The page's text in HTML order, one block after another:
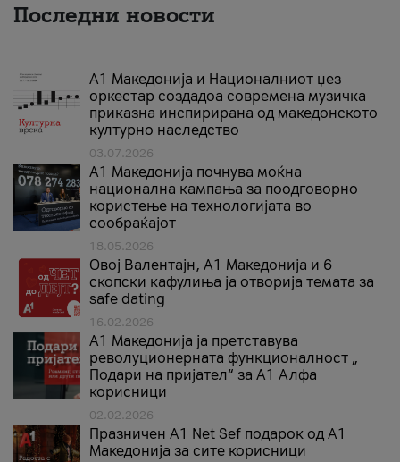
Последни новости
А1 Македонија и Националниот џез
оркестар создадоа современа музичка
приказна инспирирана од македонското
културно наследство
03.07.2026
A1 Македонија почнува моќна
национална кампања за поодговорно
користење на технологијата во
сообраќајот
18.05.2026
Овој Валентајн, A1 Македонија и 6
скопски кафулиња ја отворија темата за
safe dating
16.02.2026
А1 Македонија ја претставува
револуционерната функционалност „
Подари на пријател“ за А1 Алфа
корисници
02.02.2026
Празничен A1 Net Sеf подарок од А1
Македонија за сите корисници